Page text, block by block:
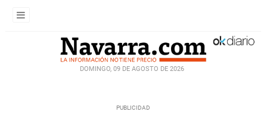
DOMINGO, 09 DE AGOSTO DE 2026